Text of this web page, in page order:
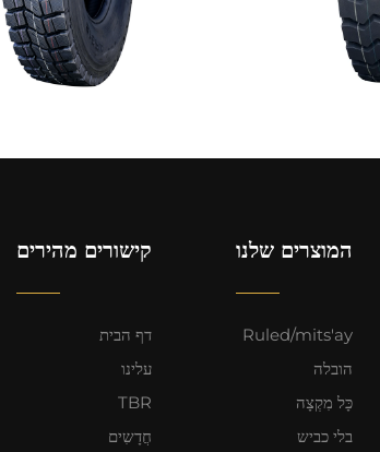
המוצרים שלנו
Ruled/mits'ay
הובלה
כָּל מִקְצָה
בלי כביש
קישורים מהירים
דף הבית
עלינו
TBR
חֲדָשִים